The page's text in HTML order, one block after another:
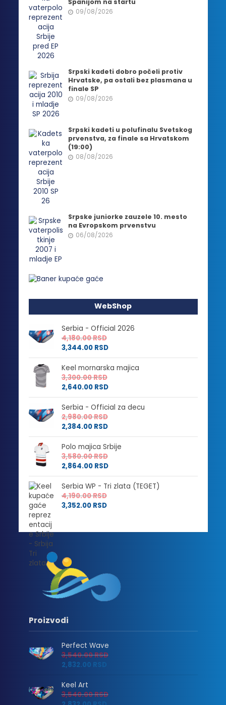
Španijom na startu
09/08/2026
Srpski kadeti dobro počeli protiv
Hrvatske, pa ostali bez plasmana u
finale SP
09/08/2026
Srpski kadeti u polufinalu Svetskog
prvenstva, za finale sa Hrvatskom
(19:00)
08/08/2026
Srpske juniorke zauzele 10. mesto
na Evropskom prvenstvu
06/08/2026
WebShop
Serbia - Official 2026
4,180.00RSD
3,344.00 RSD
Keel mornarska majica
3,300.00RSD
2,640.00 RSD
Serbia - Official za decu
2,980.00RSD
2,384.00 RSD
Polo majica Srbije
3,580.00RSD
2,864.00 RSD
Serbia WP - Tri zlata (TEGET)
4,190.00RSD
3,352.00 RSD
Proizvodi
Perfect Wave
3,540.00RSD
2,832.00 RSD
Keel Art
3,540.00RSD